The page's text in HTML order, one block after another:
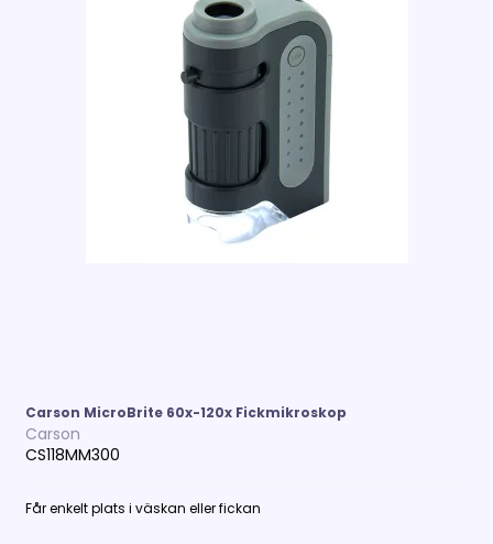
Carson MicroBrite 60x-120x Fickmikroskop
Carson
CS118MM300
Får enkelt plats i väskan eller fickan